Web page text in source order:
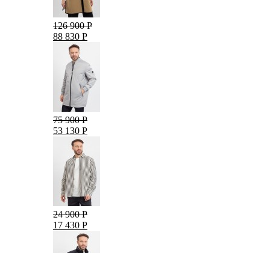
126 900 Р
88 830 Р
75 900 Р
53 130 Р
24 900 Р
17 430 Р